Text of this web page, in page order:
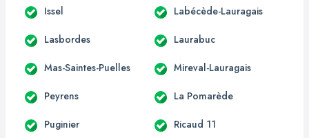
Issel Labécède-Lauragais
Lasbordes Laurabuc
Mas-Saintes-Puelles Mireval-Lauragais
Peyrens La Pomarède
Puginier Ricaud 11